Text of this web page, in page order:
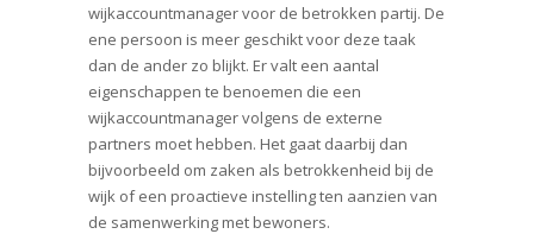
wijkaccountmanager voor de betrokken partij. De
ene persoon is meer geschikt voor deze taak
dan de ander zo blijkt. Er valt een aantal
eigenschappen te benoemen die een
wijkaccountmanager volgens de externe
partners moet hebben. Het gaat daarbij dan
bijvoorbeeld om zaken als betrokkenheid bij de
wijk of een proactieve instelling ten aanzien van
de samenwerking met bewoners.